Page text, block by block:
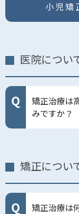
小児矯
医院につい
矯正治療は
みですか？
矯正につい
矯正治療は